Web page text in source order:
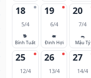
18
5/4
🐕
Bính Tuất
19
6/4
🐖
Đinh Hợi
20
7/4
🐀
Mậu Tý
25
12/4
26
13/4
27
14/4